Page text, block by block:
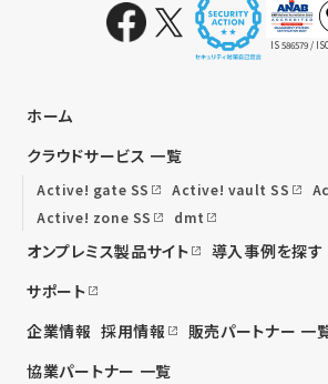
IS 586579 /
ホーム
クラウドサービス 一覧
Active! gate SS Active! vault SS
Active! zone SS
dmt
オンプレミス製品サイト 導入事例を探す
サポート
企業情報 採用情報
販売パートナー 一
協業パートナー 一覧